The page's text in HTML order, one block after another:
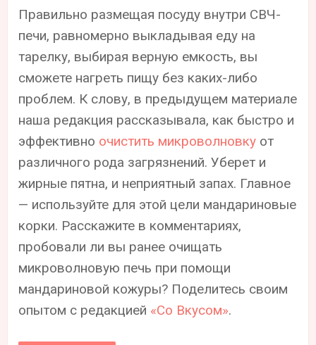
Правильно размещая посуду внутри СВЧ-
печи, равномерно выкладывая еду на
тарелку, выбирая верную емкость, вы
сможете нагреть пищу без каких-либо
проблем. К слову, в предыдущем материале
наша редакция рассказывала, как быстро и
эффективно очистить микроволновку от
различного рода загрязнений. Уберет и
жирные пятна, и неприятный запах. Главное
— используйте для этой цели мандариновые
корки. Расскажите в комментариях,
пробовали ли вы ранее очищать
микроволновую печь при помощи
мандариновой кожуры? Поделитесь своим
опытом с редакцией «Со Вкусом».